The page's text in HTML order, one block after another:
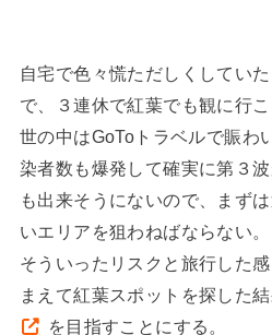
自宅で色々慌ただしくしてい
で、３連休で紅葉でも観に行
世の中はGoToトラベルで賑わ
染者数も爆発して確実に第３
も出来そうにないので、まず
いエリアを狙わねばならない。
そういったリスクと旅行した
まえて紅葉スポットを探した
を目指すことにする。